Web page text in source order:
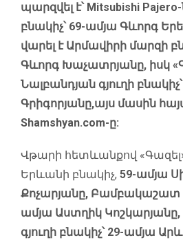
պարզվել է՝ Mitsubishi
բնակիչ՝ 69-ամյա Գևորգ
վարել է Արմավիրի մարզի
Գևորգ Խաչատրյանը, իսկ
Նալբանդյան գյուղի
Գրիգորյանը,այս մասին
Shamshyan.com-ը:
Վթարի հետևանքով
Երևանի բնակիչ, 59-ամյա
Քոչարյանը, Բամբակաշատ
ամյա Աստղիկ
գյուղի բնակիչ՝ 29-ամյա